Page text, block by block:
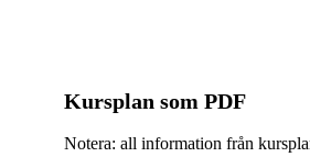
Kursplan som PDF
Notera: all information från